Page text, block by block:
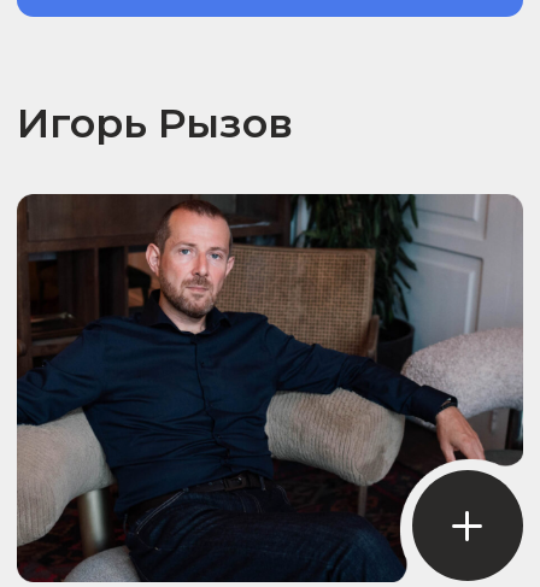
Бизнес-тренер, эксперт по клиентскому
сервису, лояльности и управлению.
Директор по корпоративной культуре
«Нова Пошта».
Константин создает пространство для
раскрытия лидерского потенциала
и мотивации к постоянному развитию.
Его тренинги наполнены конкретными
шагами к построению продуктивных
команд и внедрению инноваций.
Помогает бизнесам не бояться перемен,
а использовать их как драйверы роста,
формируя культуру открытости
и проактивности.
Сергей Журихин